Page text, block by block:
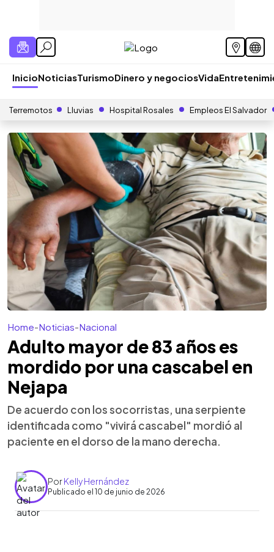
InicioNoticiasTurismoDinero y negociosVida
Terremotos Lluvias Hospital Rosales Empleos El Salvador
Home-Noticias-Nacional
Adulto mayor de 83 años es
mordido por una cascabel en
Nejapa
De acuerdo con los socorristas, una serpiente
identificada como "vivirá cascabel" mordió al
paciente en el dorso de la mano derecha.
PorKelly Hernández
Publicado el 10 de junio de 2026